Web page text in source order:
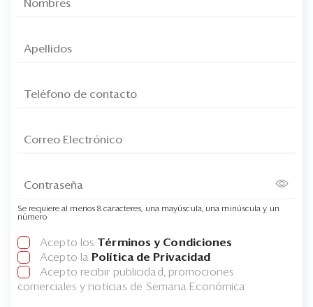
Se requiere al menos 8 caracteres, una mayúscula, una minúscula y un
número
Acepto los Términos y Condiciones
Acepto la Política de Privacidad
Acepto recibir publicidad, promociones
comerciales y noticias de Semana Económica